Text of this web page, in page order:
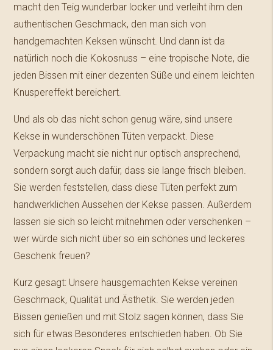
macht den Teig wunderbar locker und verleiht ihm den
authentischen Geschmack, den man sich von
handgemachten Keksen wünscht. Und dann ist da
natürlich noch die Kokosnuss – eine tropische Note, die
jeden Bissen mit einer dezenten Süße und einem leichten
Knuspereffekt bereichert.
Und als ob das nicht schon genug wäre, sind unsere
Kekse in wunderschönen Tüten verpackt. Diese
Verpackung macht sie nicht nur optisch ansprechend,
sondern sorgt auch dafür, dass sie lange frisch bleiben.
Sie werden feststellen, dass diese Tüten perfekt zum
handwerklichen Aussehen der Kekse passen. Außerdem
lassen sie sich so leicht mitnehmen oder verschenken –
wer würde sich nicht über so ein schönes und leckeres
Geschenk freuen?
Kurz gesagt: Unsere hausgemachten Kekse vereinen
Geschmack, Qualität und Ästhetik. Sie werden jeden
Bissen genießen und mit Stolz sagen können, dass Sie
sich für etwas Besonderes entschieden haben. Ob Sie